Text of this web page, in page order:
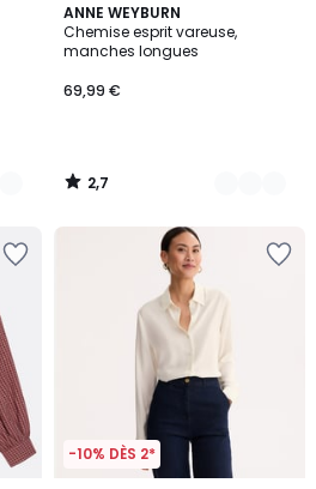
ANNE WEYBURN
Chemise esprit vareuse,
manches longues
69,99 €
2,7
/ 5
2
Couleurs
2,7
/
-10% DÈS 2*